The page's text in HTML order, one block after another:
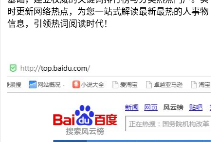
时更新网络热点，为您一站式解读最新最热的人事物
信息，引领热词阅读时代！